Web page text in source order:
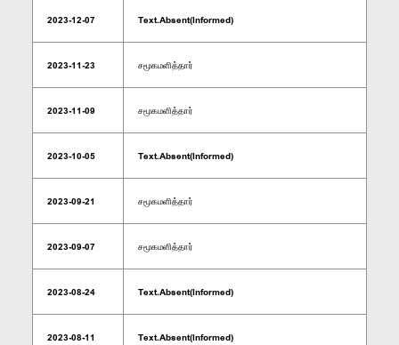
2023-12-07 Text.Absent(Informed)
2023-11-23 சமூகமளித்தார்
2023-11-09 சமூகமளித்தார்
2023-10-05 Text.Absent(Informed)
2023-09-21 சமூகமளித்தார்
2023-09-07 சமூகமளித்தார்
2023-08-24 Text.Absent(Informed)
2023-08-11 Text.Absent(Informed)